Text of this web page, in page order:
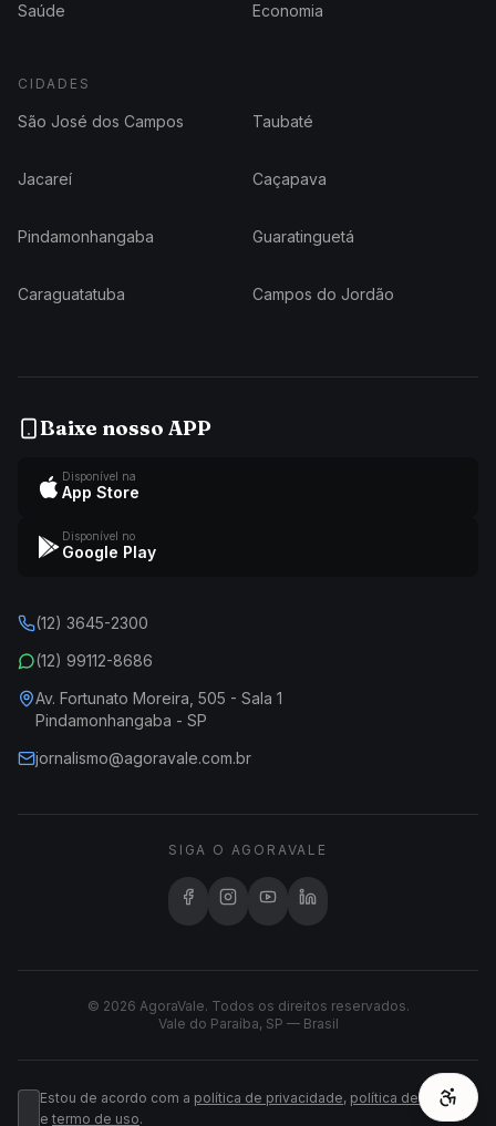
Saúde Economia
CIDADES
São José dos Campos Taubaté
Jacareí Caçapava
Pindamonhangaba Guaratinguetá
Caraguatatuba Campos do Jordão
Baixe nosso APP
Disponível na
App Store
Disponível no
Google Play
(12) 3645-2300
(12) 99112-8686
Av. Fortunato Moreira, 505 - Sala 1
Pindamonhangaba - SP
jornalismo@agoravale.com.br
SIGA O AGORAVALE
© 2026 AgoraVale. Todos os direitos reservados.
Vale do Paraíba, SP — Brasil
Estou de acordo com a política de privacidade, política de cookies
e termo de uso.